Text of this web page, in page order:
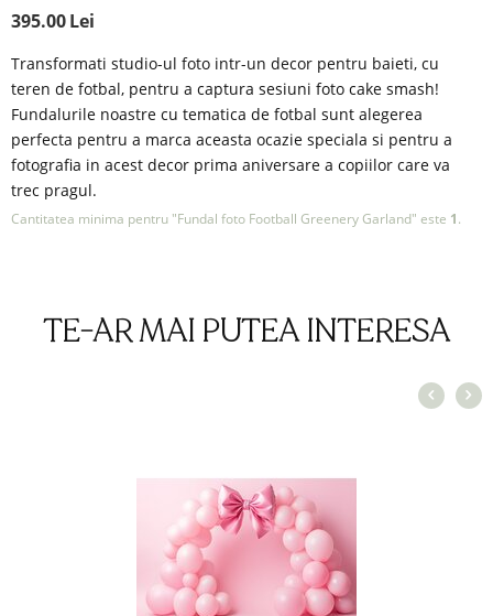
395.00Lei
Transformati studio-ul foto intr-un decor pentru baieti, cu
teren de fotbal, pentru a captura sesiuni foto cake smash!
Fundalurile noastre cu tematica de fotbal sunt alegerea
perfecta pentru a marca aceasta ocazie speciala si pentru a
fotografia in acest decor prima aniversare a copiilor care va
trec pragul.
Cantitatea minima pentru "Fundal foto Football Greenery Garland" este 1.
TE-AR MAI PUTEA INTERESA